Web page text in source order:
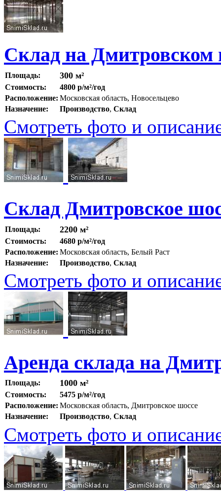
Склад на Дмитровском
Площадь: 300 м²
Стоимость:
4800 р/м²/год
Расположение: Московская область, Новосельцево
Назначение:
Производство, Склад
Смотреть фото и
Склад Дмитровское
Площадь: 2200 м²
Стоимость:
4680 р/м²/год
Расположение: Московская область, Белый Раст
Назначение:
Производство, Склад
Смотреть фото и
Аренда склада на
Площадь: 1000 м²
Стоимость:
5475 р/м²/год
Расположение: Московская область, Дмитровское шоссе
Назначение:
Производство, Склад
Смотреть фото и